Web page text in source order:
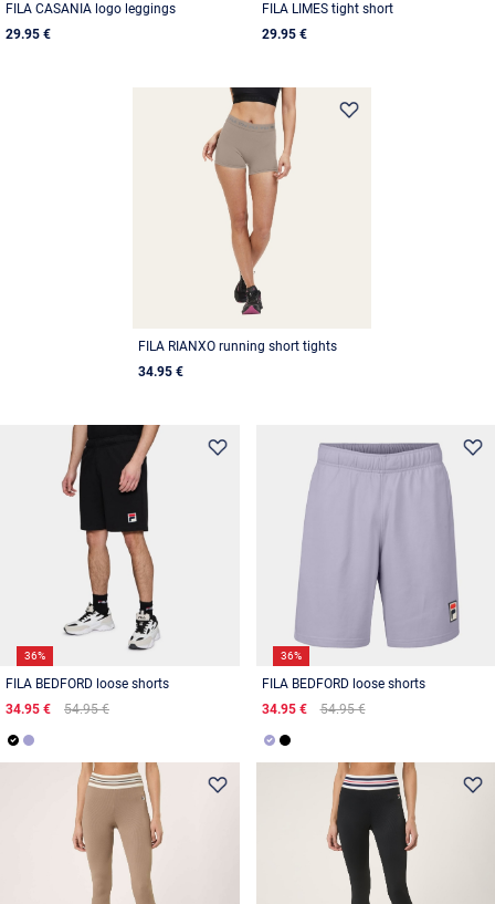
FILA CASANIA logo leggings
29.95 €
FILA LIMES tight short
29.95 €
FILA RIANXO running short tights
34.95 €
36%
FILA BEDFORD loose shorts
34.95 €
54.95 €
36%
FILA BEDFORD loose shorts
34.95 €
54.95 €